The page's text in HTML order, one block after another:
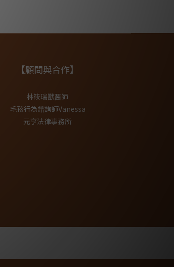
【顧問與合作】
林筱瑞獸醫師
毛孩行為諮詢師Vanessa
元亨法律事務所